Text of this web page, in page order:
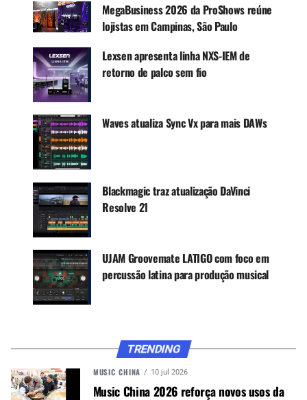
gosto sem precisar entrar em todos os
parâmetros.
CONTINUE ACOMPANHANDO
Receba novas matérias do Música & Mercado no
Google News
A síntese de som do Massive é baseada em um
algoritmo Wave Scanning implementado em três
módulos osciladores paralelos. O sintetizador vem
com 85 tabelas de ondas especialmente
de formas de onda e características de som
Com o Ozone Elements, você pode preparar
MegaBusiness 2026 da ProShows reúne
lojistas em Campinas, São Paulo
Lexsen apresenta linha NXS-IEM de
retorno de palco sem fio
Waves atualiza Sync Vx para mais DAWs
Blackmagic traz atualização DaVinci
Resolve 21
UJAM Groovemate LATIGO com foco em
percussão latina para produção musical
TRENDING
MUSIC CHINA 10 jul 2026
Music China 2026 reforça novos usos da